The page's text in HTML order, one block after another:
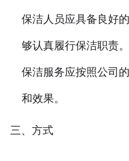
保洁人员应具备良好
够认真履行保洁职责。
保洁服务应按照公司
和效果。
三、方式